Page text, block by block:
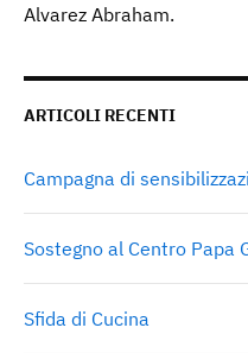
Alvarez Abraham.
ARTICOLI RECENTI
Campagna di
Sostegno al Centro Papa
Sfida di Cucina